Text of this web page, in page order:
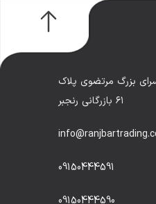
بزرگ مرتضوی پلاک
۶۱ بازرگانی رنجبر
09150444591
09150444590